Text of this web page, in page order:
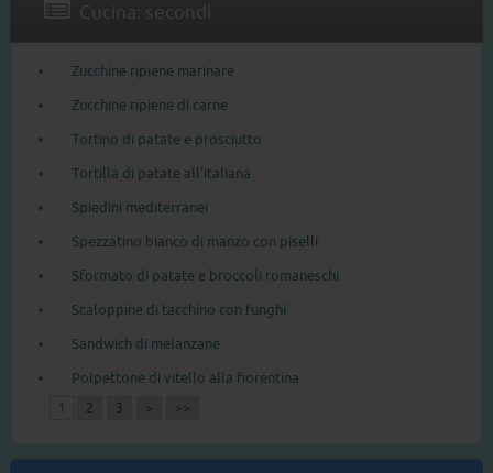
Cucina: secondi
Zucchine ripiene marinare
Zucchine ripiene di carne
Tortino di patate e prosciutto
Tortilla di patate all’italiana
Spiedini mediterranei
Spezzatino bianco di manzo con piselli
Sformato di patate e broccoli romaneschi
Scaloppine di tacchino con funghi
Sandwich di melanzane
Polpettone di vitello alla fiorentina
1 2 3 > >>